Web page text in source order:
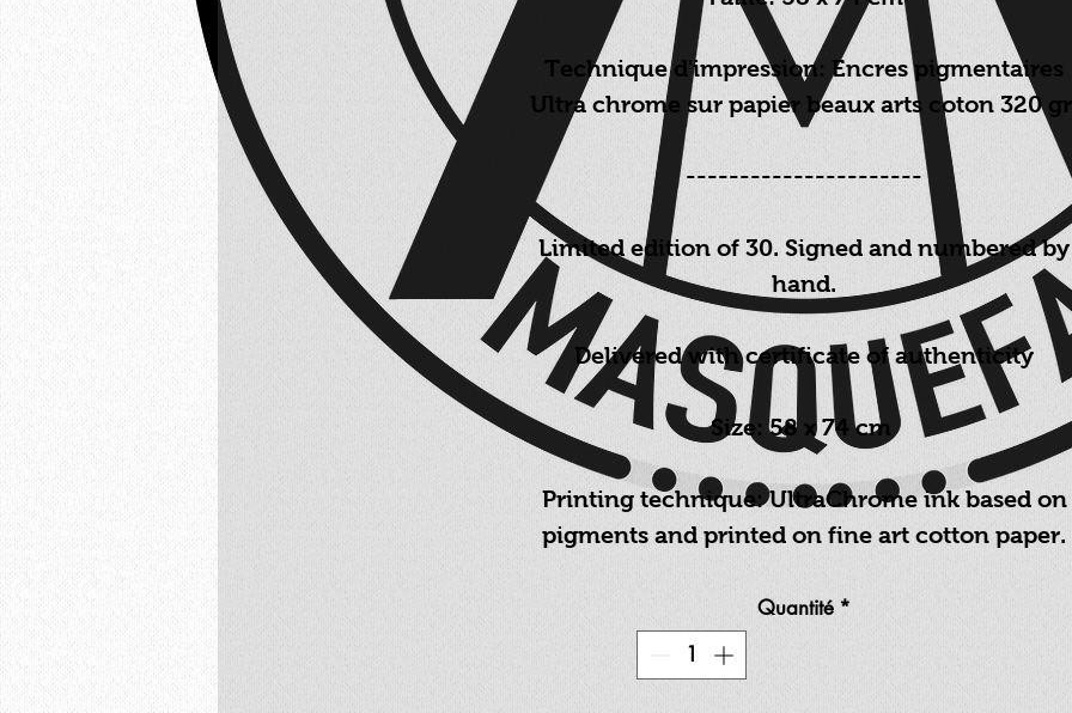
Technique d'impression: Encres pigmentaires
Ultra chrome sur papier beaux arts coton 320
----------------------
Limited edition of 30. Signed and numbered by
hand.
Delivered with certificate of authenticity
Size: 58 x 74 cm
Printing technique: UltraChrome ink based on
pigments and printed on fine art cotton paper.
Quantité *